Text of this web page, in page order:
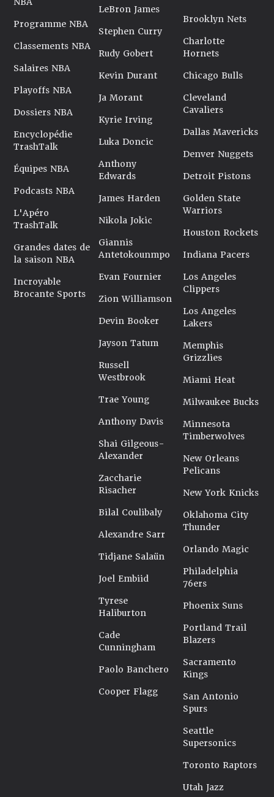
Programme NBA
Classements NBA
Salaires NBA
Playoffs NBA
Dossiers NBA
Encyclopédie
TrashTalk
Équipes NBA
Podcasts NBA
L'Apéro
TrashTalk
Grandes dates de
la saison NBA
Incroyable
Brocante Sports
LeBron James
Stephen Curry
Rudy Gobert
Kevin Durant
Ja Morant
Kyrie Irving
Luka Doncic
Anthony
Edwards
James Harden
Nikola Jokic
Giannis
Antetokounmpo
Evan Fournier
Zion Williamson
Devin Booker
Jayson Tatum
Russell
Westbrook
Trae Young
Anthony Davis
Shai Gilgeous-
Alexander
Zaccharie
Risacher
Bilal Coulibaly
Alexandre Sarr
Tidjane Salaün
Joel Embiid
Tyrese
Haliburton
Cade
Cunningham
Paolo Banchero
Cooper Flagg
Brooklyn Nets
Charlotte
Hornets
Chicago Bulls
Cleveland
Cavaliers
Dallas Mavericks
Denver Nuggets
Detroit Pistons
Golden State
Warriors
Houston Rockets
Indiana Pacers
Los Angeles
Clippers
Los Angeles
Lakers
Memphis
Grizzlies
Miami Heat
Milwaukee Bucks
Minnesota
Timberwolves
New Orleans
Pelicans
New York Knicks
Oklahoma City
Thunder
Orlando Magic
Philadelphia
76ers
Phoenix Suns
Portland Trail
Blazers
Sacramento
Kings
San Antonio
Spurs
Seattle
Supersonics
Toronto Raptors
Utah Jazz